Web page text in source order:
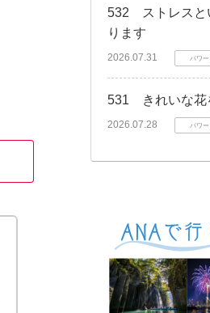
532 ストレスと
ります
2026.07.31 パワ
531 きれいな花
2026.07.28 パワ